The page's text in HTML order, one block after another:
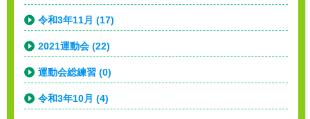
令和3年11月 (17)
2021運動会 (22)
運動会総練習 (0)
令和3年10月 (4)